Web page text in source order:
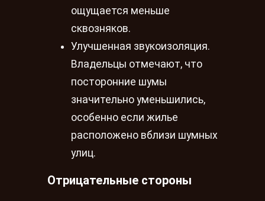
ощущается меньше
сквозняков.
Улучшенная звукоизоляция.
Владельцы отмечают, что
посторонние шумы
значительно уменьшились,
особенно если жилье
расположено вблизи шумных
улиц.
Отрицательные стороны